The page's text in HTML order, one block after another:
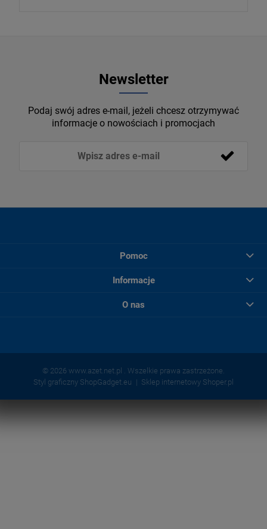
Newsletter
Podaj swój adres e-mail, jeżeli chcesz otrzymywać
informacje o nowościach i promocjach
Pomoc
Informacje
O nas
© 2026 www.azet.net.pl . Wszelkie prawa zastrzeżone.
Styl graficzny ShopGadget.eu
Sklep internetowy Shoper.pl